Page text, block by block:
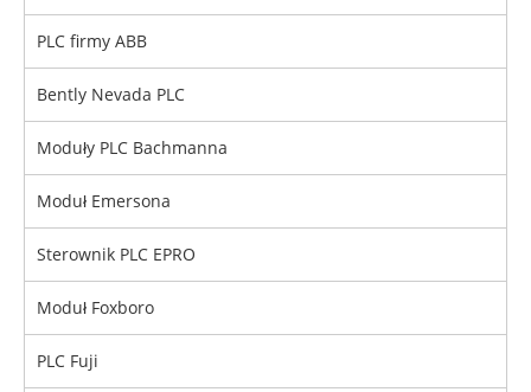
PLC firmy ABB
Bently Nevada PLC
Moduły PLC Bachmanna
Moduł Emersona
Sterownik PLC EPRO
Moduł Foxboro
PLC Fuji